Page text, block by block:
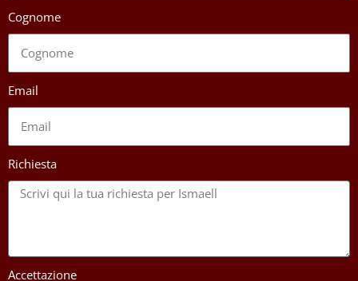
Cognome
Email
Richiesta
Accettazione